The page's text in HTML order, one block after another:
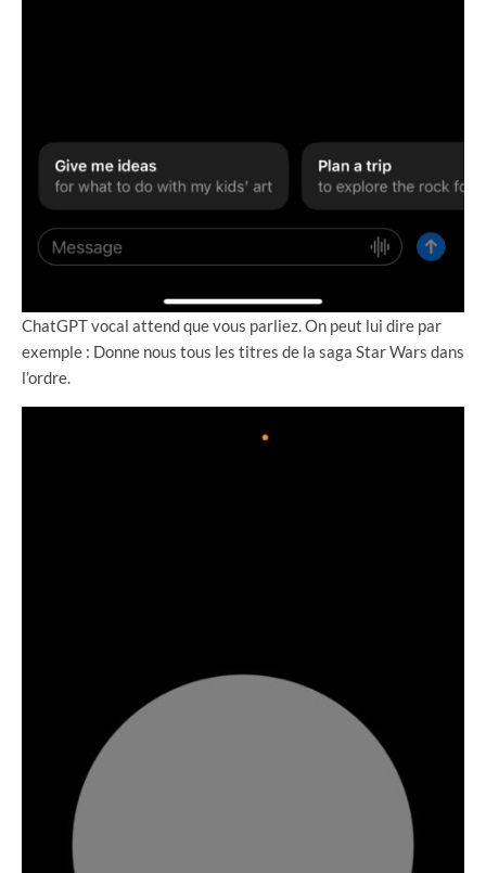
ChatGPT vocal attend que vous parliez. On peut lui dire par
exemple : Donne nous tous les titres de la saga Star Wars dans
l’ordre.